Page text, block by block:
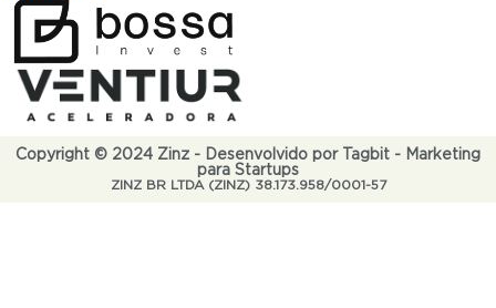
Copyright © 2024 Zinz - Desenvolvido por Tagbit - Marketing
para Startups
ZINZ BR LTDA (ZINZ) 38.173.958/0001-57